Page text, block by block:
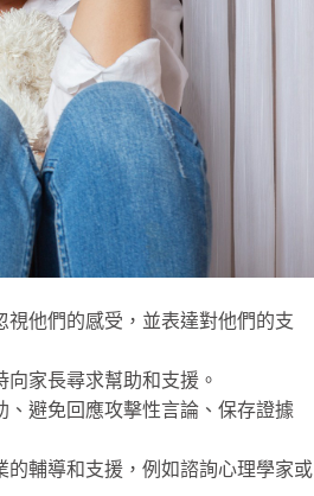
他們的感受，並表達對他們的支
家長尋求幫助和支援。
避免回應攻擊性言論、保存證據
輔導和支援，例如諮詢心理學家或